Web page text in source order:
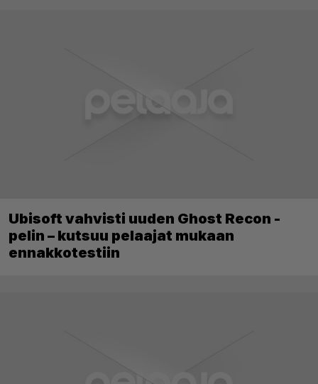
Ubisoft vahvisti uuden Ghost Recon -
pelin – kutsuu pelaajat mukaan
ennakkotestiin